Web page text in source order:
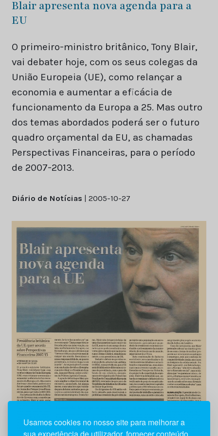
Usamos cookies no nosso site para melhorar a
Blair apresenta nova agenda para a
EU
O primeiro-ministro britânico, Tony Blair,
vai debater hoje, com os seus colegas da
União Europeia (UE), como relançar a
economia e aumentar a eficácia de
funcionamento da Europa a 25. Mas outro
dos temas abordados poderá ser o futuro
quadro orçamental da EU, as chamadas
Perspectivas Financeiras, para o período
de 2007-2013.
Diário de Notícias | 2005-10-27